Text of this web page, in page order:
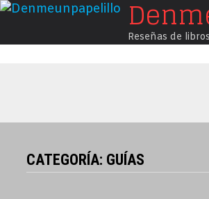
Saltar
contenido
Reseñas de
CATEGORÍA: GUÍAS